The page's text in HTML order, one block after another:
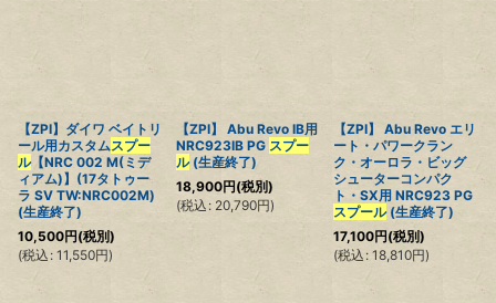
【ZPI】ダイワ ベイトリ
ール用カスタムスプー
ル【NRC 002 M(ミデ
ィアム)】(17タトゥー
ラ SV TW:NRC002M)
(生産終了)
10,500円(税別)
(税込 : 11,550円)
【ZPI】 Abu Revo IB用
NRC923IB PG スプー
ル(生産終了)
18,900円(税別)
(税込 : 20,790円)
【ZPI】 Abu Revo エリ
ート・パワークラン
ク・オーロラ・ビッグ
シューターコンパク
ト・SX用 NRC923 PG
スプール(生産終了)
17,100円(税別)
(税込 : 18,810円)